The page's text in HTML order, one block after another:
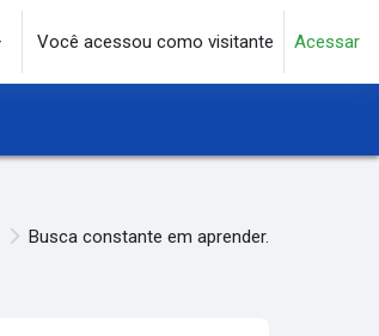
Você acessou como visitante Acessar
Busca constante em aprender.